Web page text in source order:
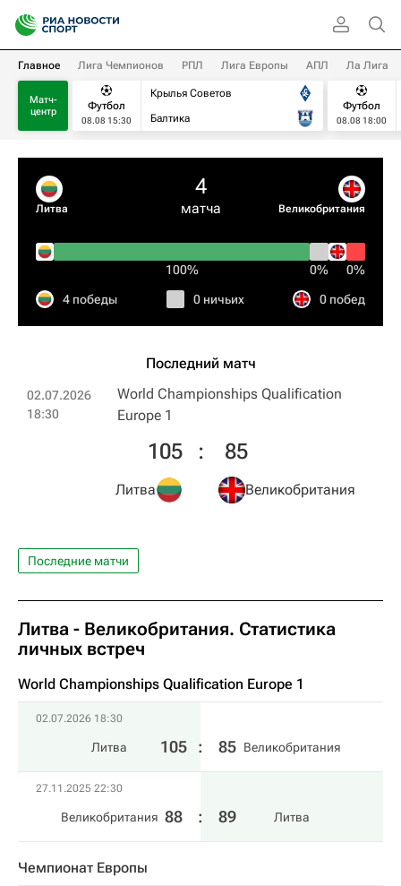
Главное Лига Чемпионов РПЛ Лига Европы АПЛ Ла Лига
Матч-
центр
Футбол
08.08 15:30
Крылья Советов
Балтика
Футбол
08.08 18:00
Литва
4
матча Великобритания
100% 0% 0%
4 победы 0 ничьих 0 побед
Последний матч
02.07.2026
18:30
World Championships Qualification
Europe 1
Литва
105 : 85
Великобритания
Последние матчи
Литва - Великобритания. Статистика
личных встреч
World Championships Qualification Europe 1
02.07.2026 18:30
Литва 105 : 85 Великобритания
27.11.2025 22:30
Великобритания 88 : 89 Литва
Чемпионат Европы